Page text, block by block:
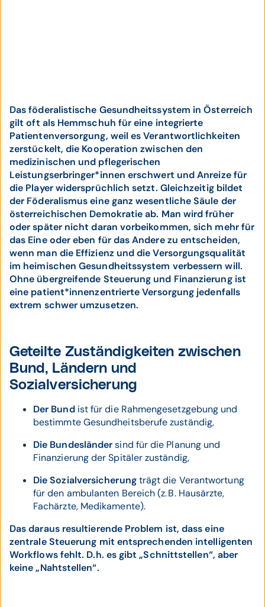
Das föderalistische Gesundheitssystem in Österreich
gilt oft als Hemmschuh für eine integrierte
Patientenversorgung, weil es Verantwortlichkeiten
zerstückelt, die Kooperation zwischen den
medizinischen und pflegerischen
Leistungserbringer*innen erschwert und Anreize für
die Player widersprüchlich setzt. Gleichzeitig bildet
der Föderalismus eine ganz wesentliche Säule der
österreichischen Demokratie ab. Man wird früher
oder später nicht daran vorbeikommen, sich mehr für
das Eine oder eben für das Andere zu entscheiden,
wenn man die Effizienz und die Versorgungsqualität
im heimischen Gesundheitssystem verbessern will.
Ohne übergreifende Steuerung und Finanzierung ist
eine patient*innenzentrierte Versorgung jedenfalls
extrem schwer umzusetzen.
Geteilte Zuständigkeiten zwischen
Bund, Ländern und
Sozialversicherung
Der Bundist für die Rahmengesetzgebung und
bestimmte Gesundheitsberufe zuständig,
Die Bundesländersind für die Planung und
Finanzierung der Spitäler zuständig,
Die Sozialversicherungträgt die Verantwortung
für den ambulanten Bereich (z. B. Hausärzte,
Fachärzte, Medikamente).
Das daraus resultierende Problem ist, dass eine
zentrale Steuerung mit entsprechenden intelligenten
Workflows fehlt. D.h. es gibt „Schnittstellen“, aber
keine „Nahtstellen“.